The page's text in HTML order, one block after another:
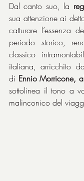
Dal canto suo, la
sua attenzione ai
catturare l’essenza
periodo storico,
classico
italiana, arricchito
di Ennio Morricone,
sottolinea il tono a
malinconico del